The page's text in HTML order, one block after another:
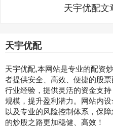
天宇优配文
天宇优配
天宇优配,本网站是专业的配资
者提供安全、高效、便捷的股
行业经验，提供灵活的资金支
规模，提升盈利潜力。网站内
以及专业的风险控制体系，保
的炒股之路更加稳健、高效！